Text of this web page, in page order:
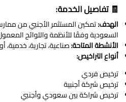
🧾 تفاصيل الخدمة:
الهدف:تمكين المستثمر الأجنبي من
السعودية وفقًا للأنظمة واللوائح
الأنشطة المتاحة:صناعية، تجارية، خدمية،
أنواع التراخيص:
ترخيص فردي
ترخيص شركة أجنبية
ترخيص شراكة بين سعودي وأجنبي